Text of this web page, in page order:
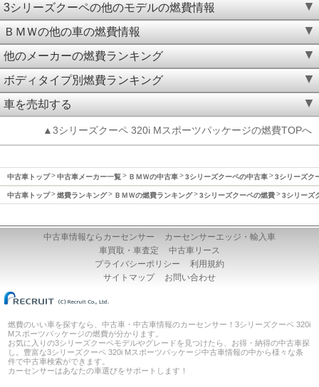
3シリーズクーペの他のモデルの燃費情報
ＢＭＷの他の車の燃費情報
他のメーカーの燃費ランキング
ボディタイプ別燃費ランキング
車を売却する
▲3シリーズクーペ 320i Mスポーツパッケージの燃費TOPへ
中古車トップ 中古車メーカー一覧 ＢＭＷの中古車 3シリーズクーペの中古車 3シリーズク
中古車トップ 燃費ランキング ＢＭＷの燃費ランキング 3シリーズクーペの燃費 3シリーズ
中古車情報ならカーセンサー
カーセンサーエッジ・輸入車
車買取・車査定
中古車リース
プライバシーポリシー
利用規約
サイトマップ
お問い合わせ
燃費のいい車を探すなら、中古車・中古車情報のカーセンサー！3シリーズクーペ 320i
Mスポーツパッケージの燃費が分かります。
お気に入りの3シリーズクーペモデルやグレードを見つけたら、お得・納得の中古車探
し。豊富な3シリーズクーペ 320i Mスポーツパッケージ中古車情報の中から様々な条
件で中古車検索ができます。
カーセンサーはあなたの車選びをサポートします！